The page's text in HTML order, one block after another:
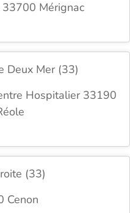
Mérignac
Deux Mer (33)
Hospitalier 33190
(33)
Cenon